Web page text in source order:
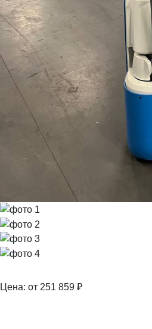
Цена: от 251 859 ₽